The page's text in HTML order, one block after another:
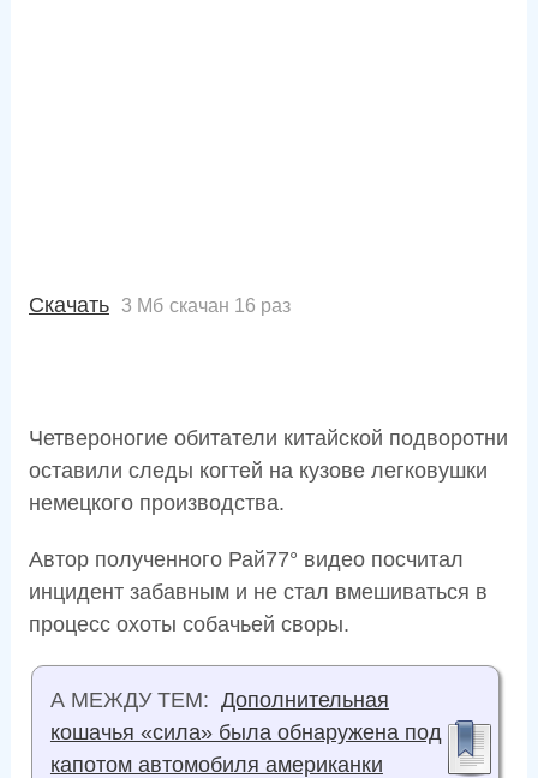
Скачать 3 Мб скачан 16 раз
Четвероногие обитатели китайской подворотни
оставили следы когтей на кузове легковушки
немецкого производства.
Автор полученного Рай77° видео посчитал
инцидент забавным и не стал вмешиваться в
процесс охоты собачьей своры.
А МЕЖДУ ТЕМ: Дополнительная
кошачья «сила» была обнаружена под
капотом автомобиля американки